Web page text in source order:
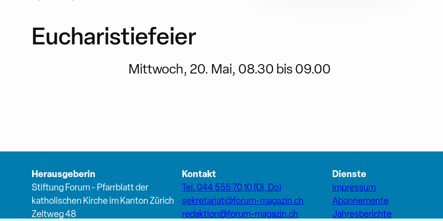
Eucharistiefeier
Mittwoch, 20. Mai, 08.30 bis 09.00
Herausgeberin
Stiftung Forum - Pfarrblatt der
katholischen Kirche im Kanton Zürich
Zeltweg 48
Kontakt
Tel. 044 555 70 10 (Di, Do)
sekretariat@forum-magazin.ch
redaktion@forum-magazin.ch
Dienste
Impressum
Abonnemente
Jahresberichte